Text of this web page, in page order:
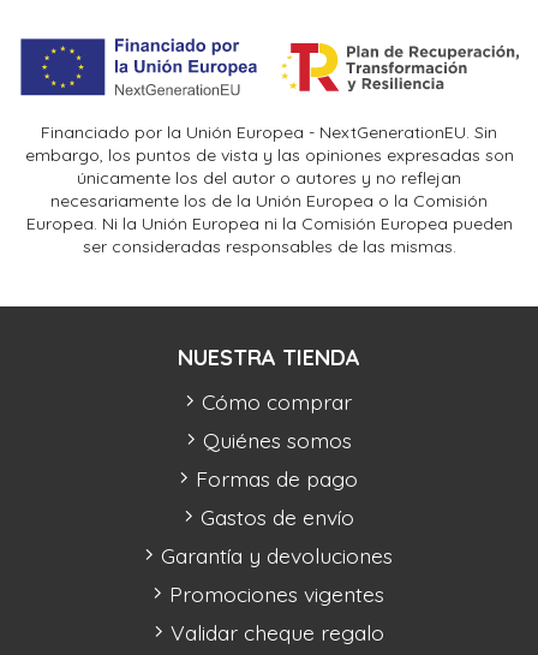
Financiado por la Unión Europea - NextGenerationEU. Sin
embargo, los puntos de vista y las opiniones expresadas son
únicamente los del autor o autores y no reflejan
necesariamente los de la Unión Europea o la Comisión
Europea. Ni la Unión Europea ni la Comisión Europea pueden
ser consideradas responsables de las mismas.
NUESTRA TIENDA
Cómo comprar
Quiénes somos
Formas de pago
Gastos de envío
Garantía y devoluciones
Promociones vigentes
Validar cheque regalo